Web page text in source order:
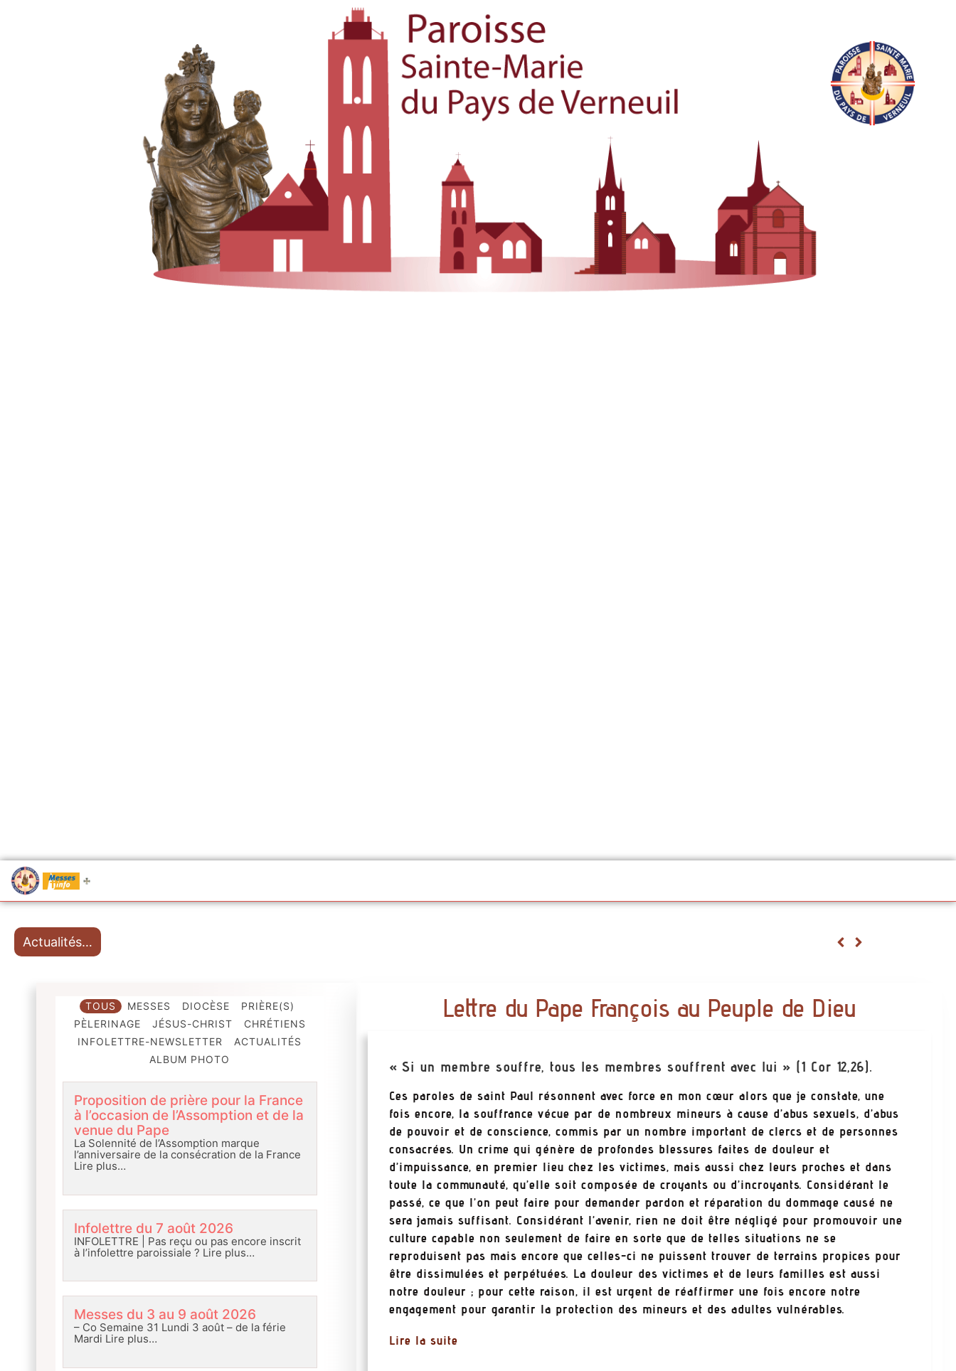
Messes
Actualités…
TOUS MESSES DIOCÈSE
PRIÈRE(S)
PÈLERINAGE
JÉSUS-CHRIST
CHRÉTIENS
INFOLETTRE-NEWSLETTER
ACTUALITÉS
ALBUM PHOTO
Proposition de prière pour la France
à l’occasion de l’Assomption et de la
venue du Pape
La Solennité de l’Assomption marque
l’anniversaire de la consécration de la France
Lire plus…
Infolettre du 7 août 2026
INFOLETTRE | Pas reçu ou pas encore inscrit
à l’infolettre paroissiale ? Lire plus…
Messes du 3 au 9 août 2026
– Co Semaine 31 Lundi 3 août – de la férie
Mardi Lire plus…
Lettre du Pape François au Peuple de Dieu
« Si un membre souffre, tous les membres souffrent avec lui » (1 Cor 12,26).
Ces paroles de saint Paul résonnent avec force en mon cœur alors que je constate, une
fois encore, la souffrance vécue par de nombreux mineurs à cause d’abus sexuels, d’abus
de pouvoir et de conscience, commis par un nombre important de clercs et de personnes
consacrées. Un crime qui génère de profondes blessures faites de douleur et
d’impuissance, en premier lieu chez les victimes, mais aussi chez leurs proches et dans
toute la communauté, qu’elle soit composée de croyants ou d’incroyants. Considérant le
passé, ce que l’on peut faire pour demander pardon et réparation du dommage causé ne
sera jamais suffisant. Considérant l’avenir, rien ne doit être négligé pour promouvoir une
culture capable non seulement de faire en sorte que de telles situations ne se
reproduisent pas mais encore que celles-ci ne puissent trouver de terrains propices pour
être dissimulées et perpétuées. La douleur des victimes et de leurs familles est aussi
notre douleur ; pour cette raison, il est urgent de réaffirmer une fois encore notre
engagement pour garantir la protection des mineurs et des adultes vulnérables.
Lire la suite